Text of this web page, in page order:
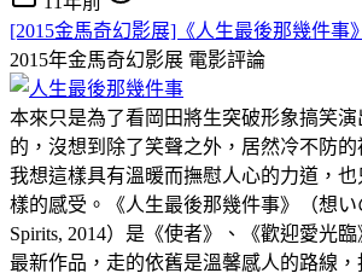
[2015金馬奇幻影展]《人生最後那幾件事
2015年金馬奇幻影展 電影評論
本來只是為了看岡田將生突破形象搞笑
的，沒想到除了笑聲之外，居然冷不防的
我想這樣具有溫暖而撫慰人心的力道，
樣的感受。《人生最後那幾件事》（想い
Spirits, 2014）是《使者》、《歡迎愛光
最新作品，走的依舊是溫馨感人的路線